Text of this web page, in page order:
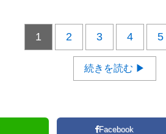
1 2 3 4 5
続きを読む ▶
Facebook